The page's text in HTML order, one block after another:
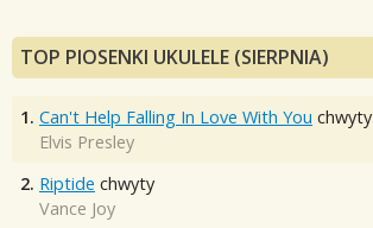
TOP PIOSENKI UKULELE (SIERPNIA)
1. Can't Help Falling In Love With You chwyty
Elvis Presley
2. Riptide chwyty
Vance Joy